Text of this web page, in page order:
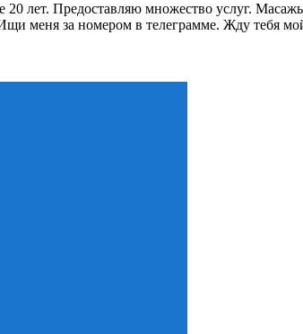
лет. Предоставляю множество услуг.
меня за номером в телеграмме. Жду тебя